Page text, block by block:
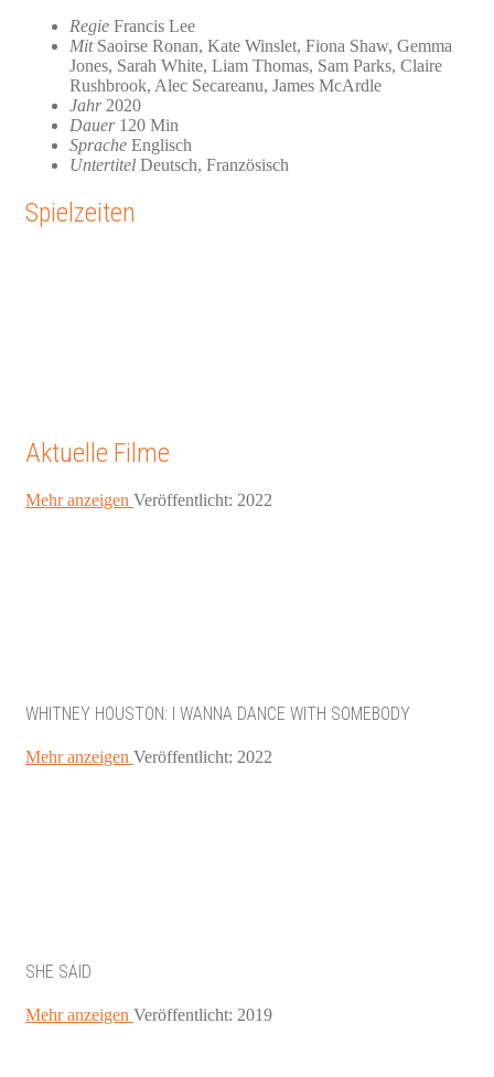
Regie Francis Lee
MitSaoirse Ronan, Kate Winslet, Fiona Shaw, Gemma
Jones, Sarah White, Liam Thomas, Sam Parks, Claire
Rushbrook, Alec Secareanu, James McArdle
Jahr2020
Dauer120 Min
Sprache Englisch
Untertitel Deutsch, Französisch
Spielzeiten
Aktuelle Filme
Mehr anzeigen Veröffentlicht: 2022
WHITNEY HOUSTON: I WANNA DANCE WITH SOMEBODY
Mehr anzeigen Veröffentlicht: 2022
SHE SAID
Mehr anzeigen Veröffentlicht: 2019